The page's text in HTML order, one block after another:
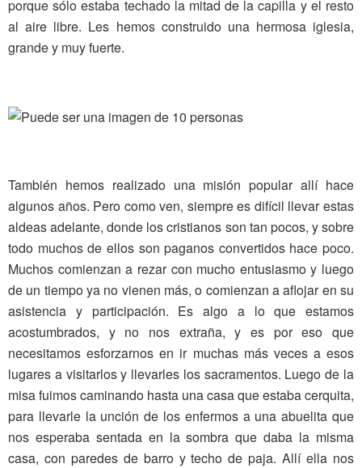
porque sólo estaba techado la mitad de la capilla y el resto
al aire libre. Les hemos construido una hermosa iglesia,
grande y muy fuerte.
También hemos realizado una misión popular allí hace
algunos años. Pero como ven, siempre es difícil llevar estas
aldeas adelante, donde los cristianos son tan pocos, y sobre
todo muchos de ellos son paganos convertidos hace poco.
Muchos comienzan a rezar con mucho entusiasmo y luego
de un tiempo ya no vienen más, o comienzan a aflojar en su
asistencia y participación. Es algo a lo que estamos
acostumbrados, y no nos extraña, y es por eso que
necesitamos esforzarnos en ir muchas más veces a esos
lugares a visitarlos y llevarles los sacramentos. Luego de la
misa fuimos caminando hasta una casa que estaba cerquita,
para llevarle la unción de los enfermos a una abuelita que
nos esperaba sentada en la sombra que daba la misma
casa, con paredes de barro y techo de paja. Allí ella nos